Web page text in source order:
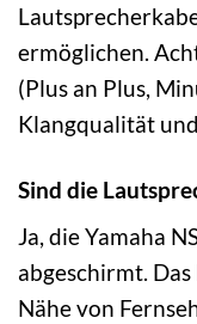
ermöglichen.
(Plus an Plus,
Klangqualität
Sind die
Ja, die Yamaha
abgeschirmt.
Nähe von